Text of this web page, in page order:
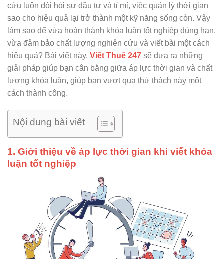
cứu luôn đòi hỏi sự đầu tư và tỉ mỉ, việc quản lý thời gian
sao cho hiệu quả lại trở thành một kỹ năng sống còn. Vậy
làm sao để vừa hoàn thành khóa luận tốt nghiệp đúng hạn,
vừa đảm bảo chất lượng nghiên cứu và viết bài một cách
hiệu quả? Bài viết này, Viết Thuê 247 sẽ đưa ra những
giải pháp giúp bạn cân bằng giữa áp lực thời gian và chất
lượng khóa luận, giúp bạn vượt qua thử thách này một
cách thành công.
Nội dung bài viết
1. Giới thiệu về áp lực thời gian khi viết khóa
luận tốt nghiệp